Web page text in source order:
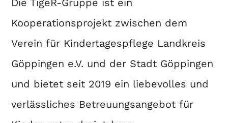
Die TigeR-Gruppe ist ein
Kooperationsprojekt zwischen dem
Verein für Kindertagespflege Landkreis
Göppingen e.V. und der Stadt Göppingen
und bietet seit 2019 ein liebevolles und
verlässliches Betreuungsangebot für